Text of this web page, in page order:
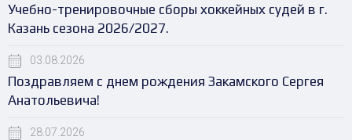
Учебно-тренировочные сборы хоккейных судей в г.
Казань сезона 2026/2027.
03.08.2026
Поздравляем с днем рождения Закамского Сергея
Анатольевича!
28.07.2026